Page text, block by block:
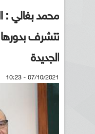
محمد بغالي :
تتشرف بدورها
الجديدة
07/10/2021 - 10:23